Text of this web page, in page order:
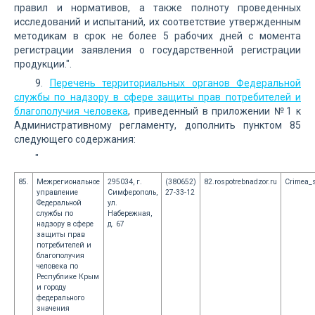
правил и нормативов, а также полноту проведенных
исследований и испытаний, их соответствие утвержденным
методикам в срок не более 5 рабочих дней с момента
регистрации заявления о государственной регистрации
продукции.".
9.
Перечень территориальных органов Федеральной
службы по надзору в сфере защиты прав потребителей и
благополучия человека, приведенный в приложении №1 к
Административному регламенту, дополнить пунктом 85
следующего содержания:
"
85.
Межрегиональное
управление
Федеральной
службы по
надзору в сфере
защиты прав
потребителей и
благополучия
человека по
Республике Крым
и городу
федерального
значения
295034, г.
Симферополь,
ул.
Набережная,
д. 67
(380652)
27-33-12
82.rospotrebnadzor.ru